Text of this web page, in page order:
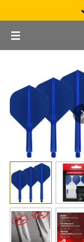
naar
de